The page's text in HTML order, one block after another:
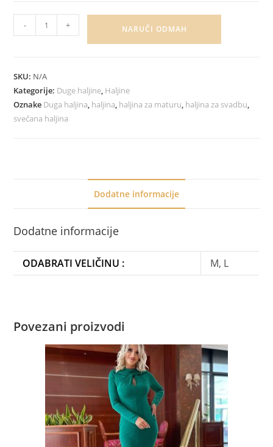
- + NARUČI ODMAH
SKU: N/A
Kategorije: Duge haljine, Haljine
Oznake Duga haljina, haljina, haljina za maturu, haljina za svadbu,
svečana haljina
Dodatne informacije
Dodatne informacije
ODABRATI VELIČINU : M, L
Povezani proizvodi